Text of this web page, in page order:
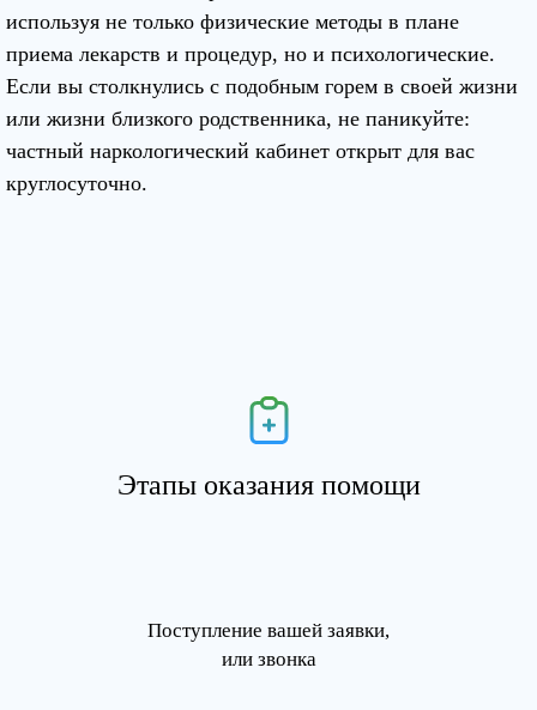
используя не только физические методы в плане
приема лекарств и процедур, но и психологические.
Если вы столкнулись с подобным горем в своей жизни
или жизни близкого родственника, не паникуйте:
частный наркологический кабинет открыт для вас
круглосуточно.
Этапы оказания помощи
Поступление вашей заявки,
или звонка